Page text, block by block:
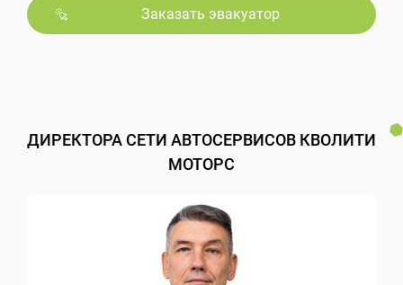
Заказать эвакуатор
ДИРЕКТОРА СЕТИ АВТОСЕРВИСОВ КВОЛИТИ
МОТОРС